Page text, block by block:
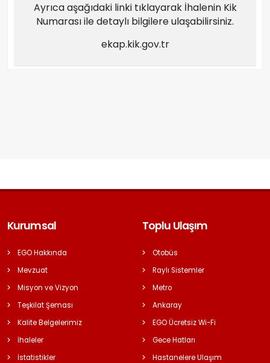
Ayrıca aşağıdaki linki tıklayarak İhalenin Kik
Numarası ile detaylı bilgilere ulaşabilirsiniz.
ekap.kik.gov.tr
Kurumsal
EGO Hakkında
Mevzuat
Misyon ve Vizyon
Teşkilat Şeması
Kalite Belgelerimiz
İhaleler
İstatistikler
Toplu Ulaşım
Otobüs
Raylı Sistemler
Metro
Ankaray
EGO Ücretsiz Wi-Fi
Gece Hatları
Hastanelere Ulaşım